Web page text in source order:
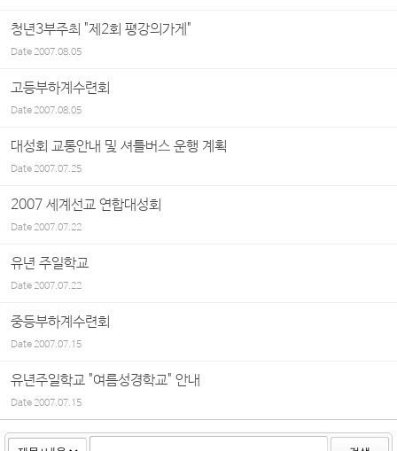
청년3부주최 "제2회 평강의가게"
Date2007.08.05
고등부하계수련회
Date2007.08.05
대성회 교통안내 및 셔틀버스 운행 계획
Date2007.07.25
2007 세계선교 연합대성회
Date2007.07.22
유년 주일학교
Date2007.07.22
중등부하계수련회
Date2007.07.15
유년주일학교 "여름성경학교" 안내
Date2007.07.15